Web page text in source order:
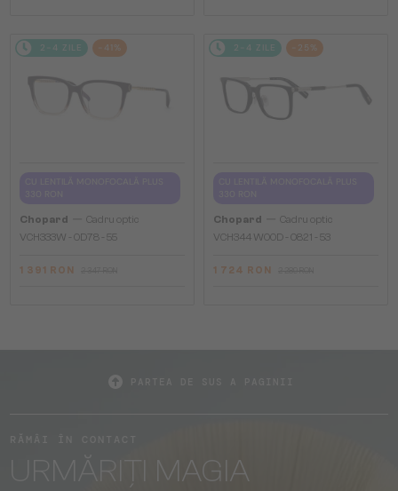
2-4 ZILE -41%
Chopard
Cadru optic
VCH333W - 0D78 - 55
1 391 RON
2-4 ZILE -25%
Chopard
Cadru optic
VCH344 WOOD - 0821 - 53
1 724 RON
URMĂRIȚI MAGIA